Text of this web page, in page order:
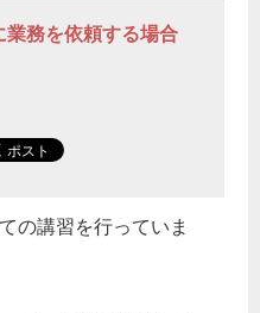
務を依頼する場合
の講習を行っていま